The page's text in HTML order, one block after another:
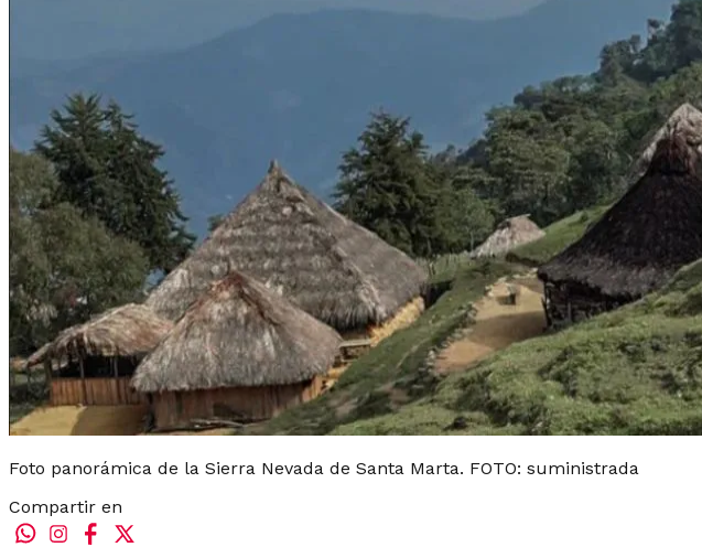
Foto panorámica de la Sierra Nevada de Santa Marta. FOTO: suministrada
Compartir en